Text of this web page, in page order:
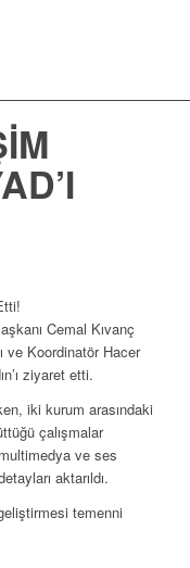
Cemal Kıvanç
ve Koordinatör Hacer
ziyaret etti.
iki kurum arasındaki
çalışmalar
ve ses
aktarıldı.
temenni